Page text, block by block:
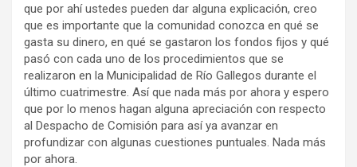
que por ahí ustedes pueden dar alguna explicación, creo
que es importante que la comunidad conozca en qué se
gasta su dinero, en qué se gastaron los fondos fijos y qué
pasó con cada uno de los procedimientos que se
realizaron en la Municipalidad de Río Gallegos durante el
último cuatrimestre. Así que nada más por ahora y espero
que por lo menos hagan alguna apreciación con respecto
al Despacho de Comisión para así ya avanzar en
profundizar con algunas cuestiones puntuales. Nada más
por ahora.